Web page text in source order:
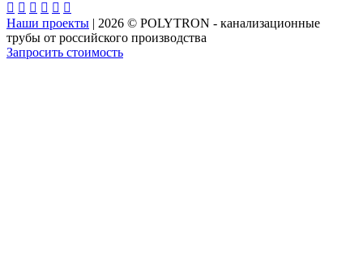
     
Наши проекты
2026 © POLYTRON - канализационные
трубы от российского производства
Запросить стоимость